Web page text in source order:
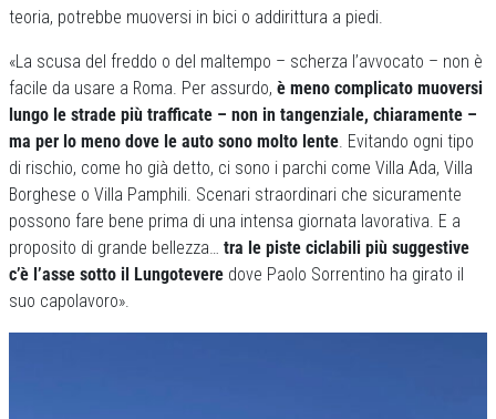
teoria, potrebbe muoversi in bici o addirittura a piedi.
«La scusa del freddo o del maltempo – scherza l’avvocato – non è
facile da usare a Roma. Per assurdo, è meno complicato muoversi
lungo le strade più trafficate – non in tangenziale, chiaramente –
ma per lo meno dove le auto sono molto lente. Evitando ogni tipo
di rischio, come ho già detto, ci sono i parchi come Villa Ada, Villa
Borghese o Villa Pamphili. Scenari straordinari che sicuramente
possono fare bene prima di una intensa giornata lavorativa. E a
proposito di grande bellezza… tra le piste ciclabili più suggestive
c’è l’asse sotto il Lungotevere dove Paolo Sorrentino ha girato il
suo capolavoro».